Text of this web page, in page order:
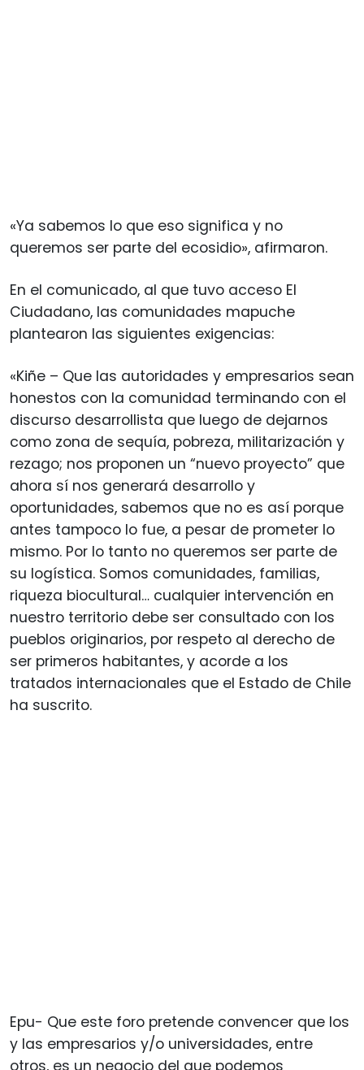
«Ya sabemos lo que eso significa y no
queremos ser parte del ecosidio», afirmaron.
En el comunicado, al que tuvo acceso El
Ciudadano, las comunidades mapuche
plantearon las siguientes exigencias:
«Kiñe – Que las autoridades y empresarios sean
honestos con la comunidad terminando con el
discurso desarrollista que luego de dejarnos
como zona de sequía, pobreza, militarización y
rezago; nos proponen un “nuevo proyecto” que
ahora sí nos generará desarrollo y
oportunidades, sabemos que no es así porque
antes tampoco lo fue, a pesar de prometer lo
mismo. Por lo tanto no queremos ser parte de
su logística. Somos comunidades, familias,
riqueza biocultural… cualquier intervención en
nuestro territorio debe ser consultado con los
pueblos originarios, por respeto al derecho de
ser primeros habitantes, y acorde a los
tratados internacionales que el Estado de Chile
ha suscrito.
Epu- Que este foro pretende convencer que los
y las empresarios y/o universidades, entre
otros, es un negocio del que podemos